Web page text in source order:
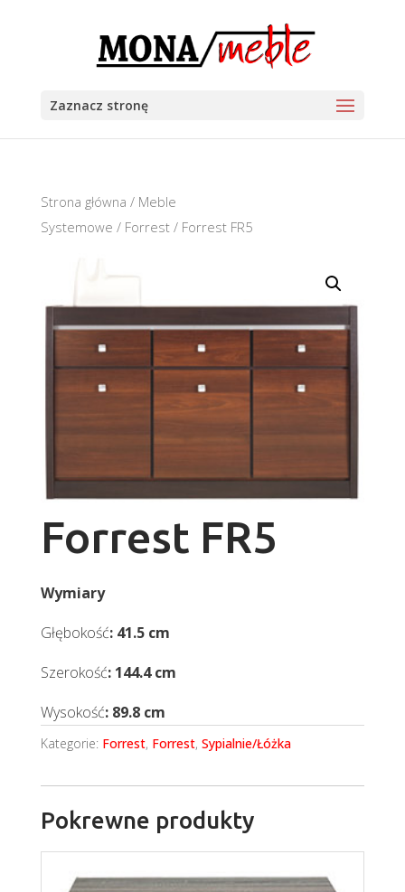
Zaznacz stronę
Strona główna / Meble
Systemowe / Forrest/ Forrest FR5
Forrest FR5
Wymiary
Głębokość: 41.5 cm
Szerokość: 144.4 cm
Wysokość: 89.8 cm
Kategorie: Forrest, Forrest, Sypialnie/Łóżka
Pokrewne produkty